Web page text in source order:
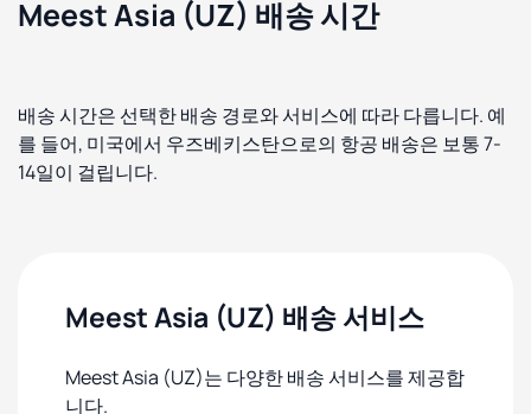
Meest Asia (UZ) 배송 시간
배송 시간은 선택한 배송 경로와 서비스에 따라 다릅니다. 예
를 들어, 미국에서 우즈베키스탄으로의 항공 배송은 보통 7-
14일이 걸립니다.
Meest Asia (UZ) 배송 서비스
Meest Asia (UZ)는 다양한 배송 서비스를 제공합
니다.